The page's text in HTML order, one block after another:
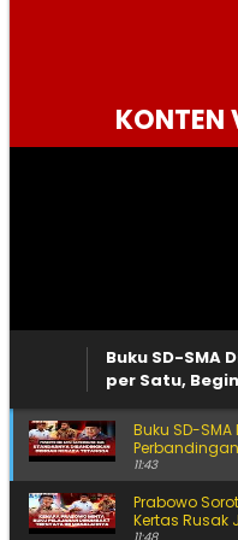
Kejagung Siap
KONTEN
Buku SD-SMA
per Satu,
Buku SD-SMA
11:43
Prabowo
Kertas Rusak